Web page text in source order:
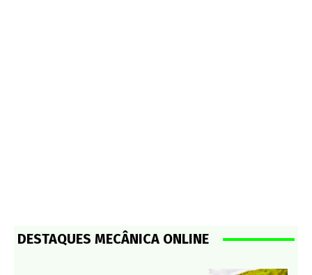
DESTAQUES MECÂNICA ONLINE